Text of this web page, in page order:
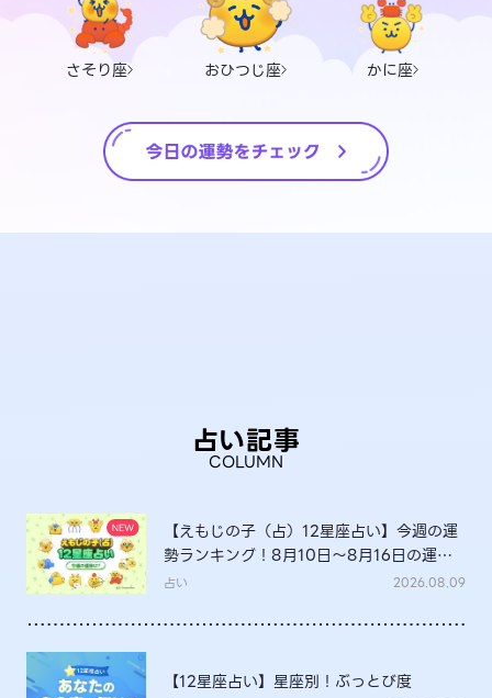
さそり座 おひつじ座 かに座
占い記事
COLUMN
【えもじの子（占）12星座占い】今週の運
勢ランキング！8月10日～8月16日の運勢
は？
占い 2026.08.09
【12星座占い】星座別！ぶっとび度